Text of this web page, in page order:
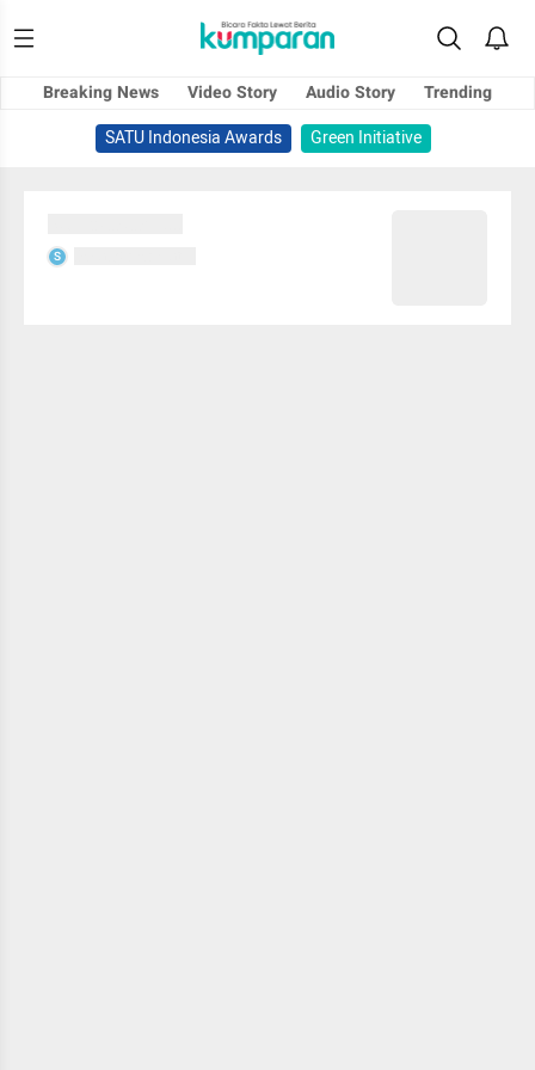
Breaking News Video Story Audio Story
Trending
SATU Indonesia Awards
Green Initiative
S